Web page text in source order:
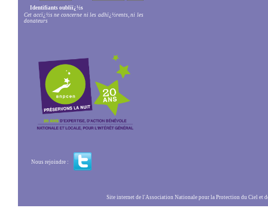
Identifiants oubliï¿½s
Cet accï¿½s ne concerne ni les adhï¿½rents, ni les
donateurs
Nous rejoindre :
Site internet de l'Association Nationale pour la Protection du Ciel et de